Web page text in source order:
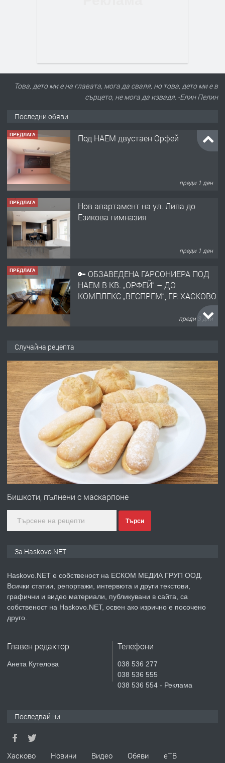
Това, дето ми е на главата, мога да сваля, но това, дето ми е в
сърцето, не мога да извадя. -Елин Пелин
Последни обяви
ПРЕДЛАГА Под НАЕМ двустаен Орфей
преди 1 ден
ПРЕДЛАГА
Нов апартамент на ул. Липа до
Езикова гимназия
преди 1 ден
ПРЕДЛАГА
🔑 ОБЗАВЕДЕНА ГАРСОНИЕРА ПОД
НАЕМ В КВ. „ОРФЕЙ“ – ДО
КОМПЛЕКС „ВЕСПРЕМ“, ГР. ХАСКОВО
преди 3 дни
АПАРТАМЕНТ В ЦЕНТЪРА НА ГР.
ХАСКОВО
преди 4 дни
ПРЕДЛАГА Давам гараж под наем
преди 4 дни
ПРЕДЛАГА
№4120 Магазин/Офис под наем в кв.
градската градина!
преди 4 дни
ПРЕДЛАГА
Продавам парцел в гр. Хасково кв.
СГЛОБЯВАНЕ НА МЕБЕЛИ.
апартамент под наем в кв.
Случайна рецепта
Бишкоти, пълнени с маскарпоне
Търси
За Haskovo.NET
Haskovo.NET е собственост на ЕСКОМ МЕДИА ГРУП ООД.
Всички статии, репортажи, интервюта и други текстови,
графични и видео материали, публикувани в сайта, са
собственост на Haskovo.NET, освен ако изрично е посочено
друго.
Главен редактор
Анета Кутелова
Телефони
038 536 277
038 536 555
038 536 554 - Реклама
Последвай ни
Хасково Новини Видео Обяви
еТВ